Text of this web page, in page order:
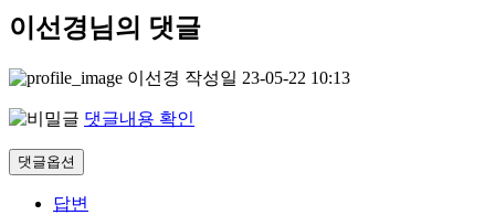
이선경님의 댓글
이선경 작성일 23-05-22 10:13
댓글내용 확인
댓글옵션
답변